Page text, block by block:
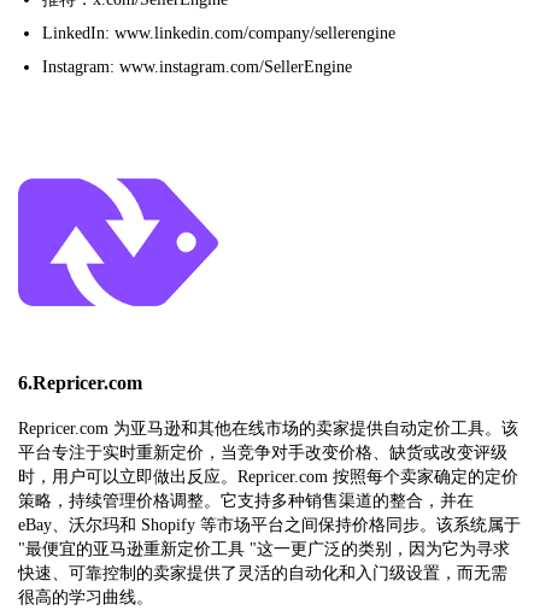
LinkedIn: www.linkedin.com/company/sellerengine
Instagram: www.instagram.com/SellerEngine
6.Repricer.com
Repricer.com 为亚马逊和其他在线市场的卖家提供自动定价工具。该
平台专注于实时重新定价，当竞争对手改变价格、缺货或改变评级
时，用户可以立即做出反应。Repricer.com 按照每个卖家确定的定价
策略，持续管理价格调整。它支持多种销售渠道的整合，并在
eBay、沃尔玛和 Shopify 等市场平台之间保持价格同步。该系统属于
"最便宜的亚马逊重新定价工具 "这一更广泛的类别，因为它为寻求
快速、可靠控制的卖家提供了灵活的自动化和入门级设置，而无需
很高的学习曲线。